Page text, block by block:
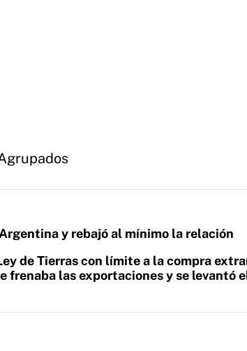
y rebajó al mínimo la relación
de Tierras con límite a la compra
las exportaciones y se levantó